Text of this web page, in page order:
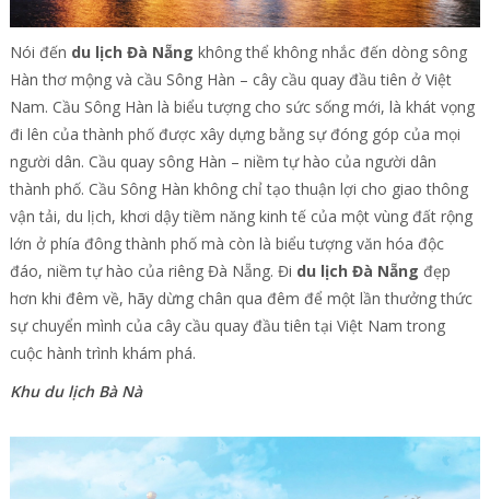
Nói đến du lịch Đà Nẵng không thể không nhắc đến dòng sông
Hàn thơ mộng và cầu Sông Hàn – cây cầu quay đầu tiên ở Việt
Nam. Cầu Sông Hàn là biểu tượng cho sức sống mới, là khát vọng
đi lên của thành phố được xây dựng bằng sự đóng góp của mọi
người dân. Cầu quay sông Hàn – niềm tự hào của người dân
thành phố. Cầu Sông Hàn không chỉ tạo thuận lợi cho giao thông
vận tải, du lịch, khơi dậy tiềm năng kinh tế của một vùng đất rộng
lớn ở phía đông thành phố mà còn là biểu tượng văn hóa độc
đáo, niềm tự hào của riêng Đà Nẵng. Đi du lịch Đà Nẵng đẹp
hơn khi đêm về, hãy dừng chân qua đêm để một lần thưởng thức
sự chuyển mình của cây cầu quay đầu tiên tại Việt Nam trong
cuộc hành trình khám phá.
Khu du lịch Bà Nà